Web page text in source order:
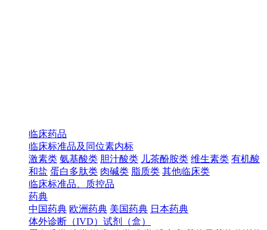
临床药品
临床标准品及同位素内标
激素类 氨基酸类 胆汁酸类 儿茶酚胺类 维生素类 有机酸
和盐 蛋白多肽类 肉碱类 脂质类 其他临床类
临床标准品、质控品
药典
中国药典 欧洲药典 美国药典 日本药典
体外诊断（IVD）试剂（盒）